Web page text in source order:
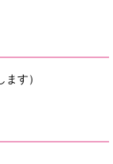
す）